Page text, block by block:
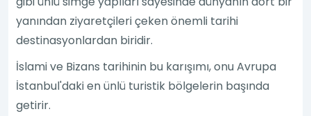
yanından ziyaretçileri çeken önemli tarihi
destinasyonlardan biridir.
İslami ve Bizans tarihinin bu karışımı, onu Avrupa
İstanbul'daki en ünlü turistik bölgelerin başında
getirir.